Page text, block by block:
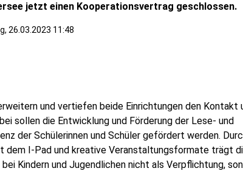
jetzt einen Kooperationsvertrag geschlossen.
26.03.2023 11:48
und vertiefen beide Einrichtungen den Kontakt
sollen die Entwicklung und Förderung der Lese- und
der Schülerinnen und Schüler gefördert werden.
dem I-Pad und kreative Veranstaltungsformate trägt
Kindern und Jugendlichen nicht als Verpflichtung,